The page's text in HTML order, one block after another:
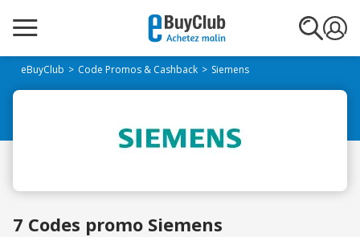
eBuyClub Code Promos & Cashback Siemens
7 Codes promo Siemens